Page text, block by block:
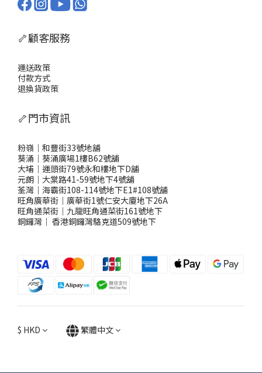
🦴顧客服務
運送政策
付款方式
退換貨政策
🦴門市資訊
粉嶺｜和豐街33號地舖
葵涌｜葵涌廣場1樓B62號舖
大埔｜運頭街79號永和樓地下D舖
元朗｜大棠路41-59號地下4號舖
荃灣｜海霸街108-114號地下E1#108號舖
旺角廣華街｜廣華街1號仁安大廈地下26A
旺角通菜街｜九龍旺角通菜街161號地下
銅鑼灣 ｜ 香港銅鑼灣駱克道509號地下
$ HKD 繁體中文